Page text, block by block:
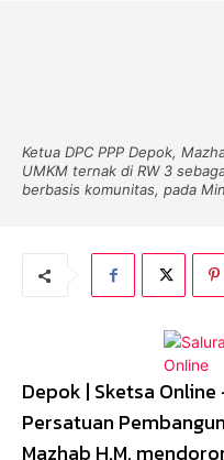
Ketua DPC PPP Depok,
UMKM ternak di RW 3
berbasis komunitas, pada
Depok | Sketsa
Persatuan
Mazhab H.M,